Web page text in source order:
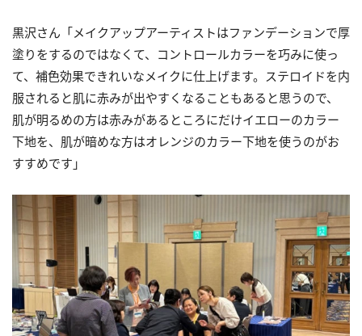
黒沢さん「メイクアップアーティストはファンデーションで厚
塗りをするのではなくて、コントロールカラーを巧みに使っ
て、補色効果できれいなメイクに仕上げます。ステロイドを内
服されると肌に赤みが出やすくなることもあると思うので、
肌が明るめの方は赤みがあるところにだけイエローのカラー
下地を、肌が暗めな方はオレンジのカラー下地を使うのがお
すすめです」